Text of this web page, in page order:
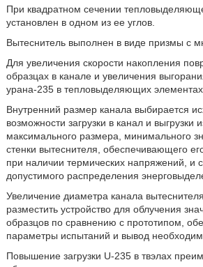
При квадратном сечении
установлен в одном из ее углов.
Вытеснитель выполнен в виде призмы с
Для увеличения скорости накопления
образцах в канале и увеличения
урана-235 в тепловыделяющих элементах
Внутренний размер канала выбирается
возможности загрузки в канал и выгрузки
максимального размера, минимального
стенки вытеснителя, обеспечивающего
при наличии термических напряжений, и
допустимого распределения
Увеличение диаметра канала
разместить устройство для облучения
образцов по сравнению с прототипом,
параметры испытаний и вывод
Повышение загрузки U-235 в твэлах